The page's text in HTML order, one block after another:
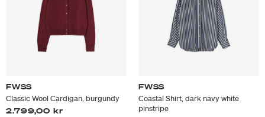
FWSS
Classic Wool Cardigan, burgundy
2.799,00 kr
FWSS
Coastal Shirt, dark navy white
pinstripe